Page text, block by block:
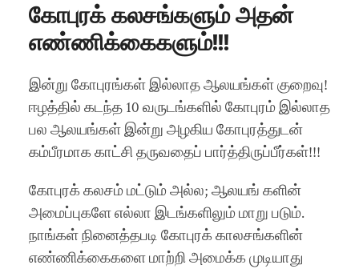
கோபுரக் கலசங்களும் அதன்
எண்ணிக்கைகளும்!!!
இன்று கோபுரங்கள் இல்லாத ஆலயங்கள் குறைவு!
ஈழத்தில் கடந்த 10 வருடங்களில் கோபுரம் இல்லாத
பல ஆலயங்கள் இன்று அழகிய கோபுரத்துடன்
கம்பீரமாக காட்சி தருவதைப் பார்த்திருப்பீர்கள்!!!
கோபுரக் கலசம் மட்டும் அல்ல; ஆலயங் களின்
அமைப்புகளே எல்லா இடங்களிலும் மாறு படும்.
நாங்கள் நினைத்தபடி கோபுரக் காலசங்களின்
எண்ணிக்கைகளை மாற்றி அமைக்க முடியாது